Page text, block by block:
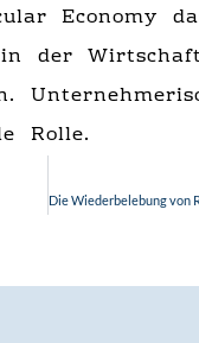
Economy
der
Rolle.